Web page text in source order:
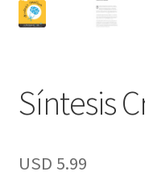
Tienda
Síntesis
USD 5.99